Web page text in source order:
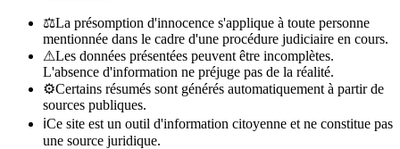
⚖La présomption d'innocence s'applique à toute personne
mentionnée dans le cadre d'une procédure judiciaire en cours.
⚠Les données présentées peuvent être incomplètes.
L'absence d'information ne préjuge pas de la réalité.
⚙Certains résumés sont générés automatiquement à partir de
sources publiques.
ℹCe site est un outil d'information citoyenne et ne constitue pas
une source juridique.